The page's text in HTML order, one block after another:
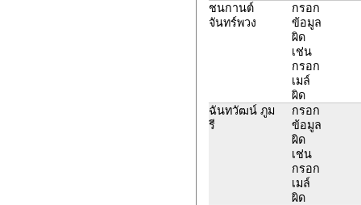
ชนกานต์
จันทร์พวง
กรอก
ข้อมูล
ผิด
เช่น
กรอก
เมล์
ผิด
ฉันทวัฒน์ ภูม
รี
กรอก
ข้อมูล
ผิด
เช่น
กรอก
เมล์
ผิด